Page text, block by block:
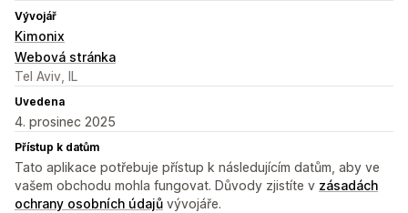
Vývojář
Kimonix
Webová stránka
Tel Aviv, IL
Uvedena
4. prosinec 2025
Přístup k datům
Tato aplikace potřebuje přístup k následujícím datům, aby ve
vašem obchodu mohla fungovat. Důvody zjistíte v zásadách
ochrany osobních údajů vývojáře.